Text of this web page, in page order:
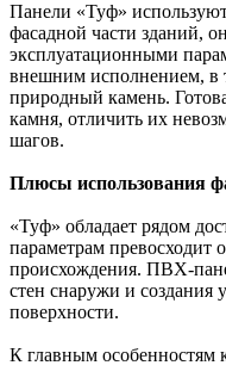
Панели «Туф»
фасадной части зданий,
эксплуатационными
внешним исполнением,
природный камень.
камня, отличить их
шагов.
Плюсы использования
«Туф» обладает рядом
параметрам превосходит
происхождения. ПВХ-
стен снаружи и создания
поверхности.
К главным особенностям